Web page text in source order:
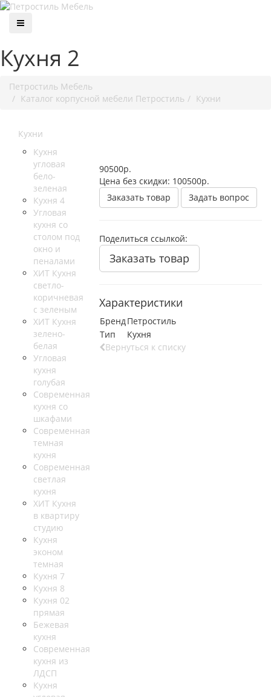
Кухня 2
Петростиль Мебель
Каталог корпусной мебели Петростиль
Кухни
Кухни
Кухня
угловая
бело-
зеленая
Кухня 4
Угловая
кухня со
столом под
окно и
пеналами
ХИТ Кухня
светло-
коричневая
с зеленым
ХИТ Кухня
зелено-
белая
Угловая
кухня
голубая
Современная
кухня со
шкафами
Современная
темная
кухня
Современная
светлая
кухня
ХИТ Кухня
в квартиру
студию
Кухня
эконом
темная
Кухня 7
Кухня 8
Кухня 02
прямая
Бежевая
кухня
Современная
кухня из
ЛДСП
Кухня
90500р.
Цена без скидки: 100500р.
Заказать товар
Задать вопрос
Поделиться ссылкой:
Заказать товар
Характеристики
БрендПетростиль
Тип
Кухня
Вернуться к списку